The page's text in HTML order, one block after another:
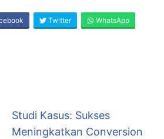
Twitter WhatsApp
Studi Kasus: Sukses
Meningkatkan Conversion